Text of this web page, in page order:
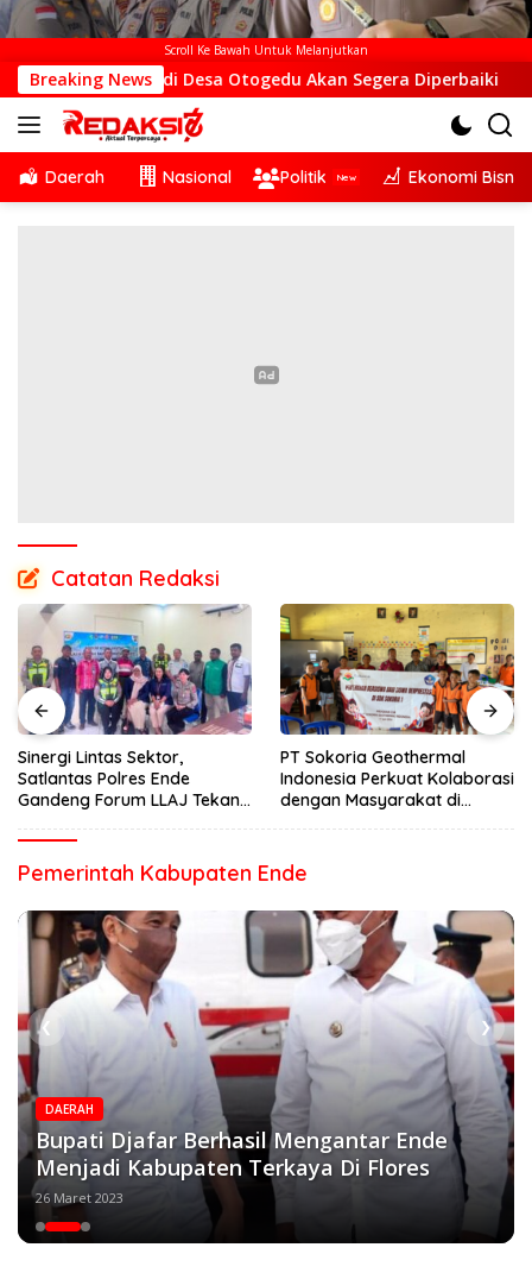
Scroll Ke Bawah Untuk Melanjutkan
Breaking News
BTS di Desa Otogedu Akan Segera Diperbaiki
Daerah Nasional Politik Ekonomi Bisnis
Catatan Redaksi
Sinergi Lintas Sektor,
Satlantas Polres Ende
Gandeng Forum LLAJ Tekan
PT Sokoria Geothermal
Indonesia Perkuat Kolaborasi
dengan Masyarakat di
Pemerintah Kabupaten Ende
DAERAH
Bupati Djafar Berhasil Mengantar Ende
Menjadi Kabupaten Terkaya Di Flores
26 Maret 2023
❮ ❯